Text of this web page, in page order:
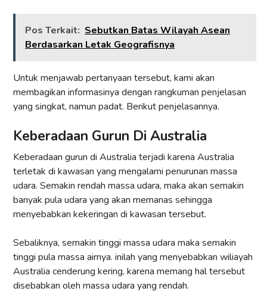
Pos Terkait: Sebutkan Batas Wilayah Asean
Berdasarkan Letak Geografisnya
Untuk menjawab pertanyaan tersebut, kami akan
membagikan informasinya dengan rangkuman penjelasan
yang singkat, namun padat. Berikut penjelasannya.
Keberadaan Gurun Di Australia
Keberadaan gurun di Australia terjadi karena Australia
terletak di kawasan yang mengalami penurunan massa
udara. Semakin rendah massa udara, maka akan semakin
banyak pula udara yang akan memanas sehingga
menyebabkan kekeringan di kawasan tersebut.
Sebaliknya, semakin tinggi massa udara maka semakin
tinggi pula massa airnya. inilah yang menyebabkan wiliayah
Australia cenderung kering, karena memang hal tersebut
disebabkan oleh massa udara yang rendah.